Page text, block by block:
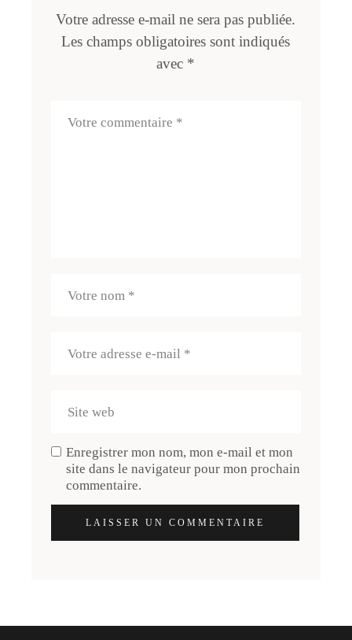
Votre adresse e-mail ne sera pas publiée.
Les champs obligatoires sont indiqués
avec *
Enregistrer mon nom, mon e-mail et mon
site dans le navigateur pour mon prochain
commentaire.
LAISSER UN COMMENTAIRE